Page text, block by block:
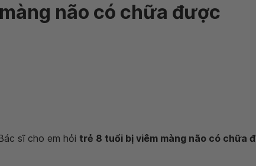
não có chữa được
sĩ cho em hỏi trẻ 8 tuổi bị viêm màng não có chữa